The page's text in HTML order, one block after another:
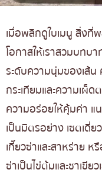
เมื่อพลิกดูใบเมนู สิ่งที่
โอกาสให้เราสวมบทบ
ระดับความนุ่มของเส้
กระเทียมและความเผ็
ความอร่อยให้คุ้มค่า แ
เป็นมิตรอย่าง เซตเดี่
เกี๊ยวซ่าและสาหร่าย ห
ซ่าเป็นไข่ต้มและชาเขี